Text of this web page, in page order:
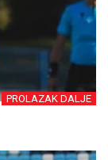
PROLAZAK DALJE